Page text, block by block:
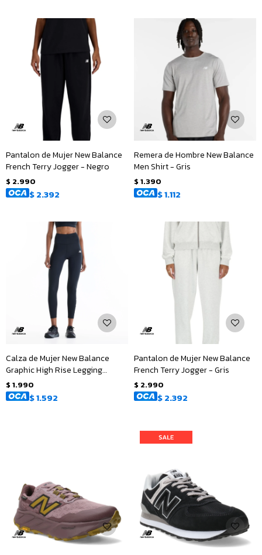
Pantalon de Mujer New Balance
French Terry Jogger - Negro
$ 2.990
$2.392
Remera de Hombre New Balance
Men Shirt - Gris
$ 1.390
$1.112
Calza de Mujer New Balance
Graphic High Rise Legging
25&quot; - Negro
$ 1.990
$1.592
Pantalon de Mujer New Balance
French Terry Jogger - Gris
$ 2.990
$2.392